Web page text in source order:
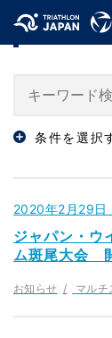
「お知
条件を選択
2020年2月29日
ジャパン・ウ
ム斑尾大会
お知らせ マルチ